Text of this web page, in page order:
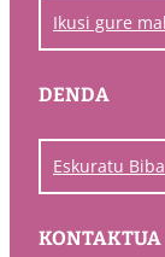
Ikusi gure
DENDA
Eskuratu
KONTAKTUA